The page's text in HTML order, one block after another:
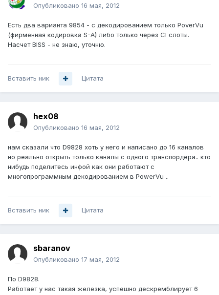
Опубликовано 16 мая, 2012
Есть два варианта 9854 - с декодированием только PoverVu
(фирменная кодировка S-A) либо только через CI слоты.
Насчет BISS - не знаю, уточню.
Вставить ник Цитата
hex08
Опубликовано 16 мая, 2012
нам сказали что D9828 хоть у него и написано до 16 каналов
но реально открыть только каналы с одного транспордера.. кто
нибудь поделитесь инфой как они работают с
многопрограммным декодированием в PowerVu ..
Вставить ник Цитата
sbaranov
Опубликовано 17 мая, 2012
По D9828.
Работает у нас такая железка, успешно дескремблирует 6